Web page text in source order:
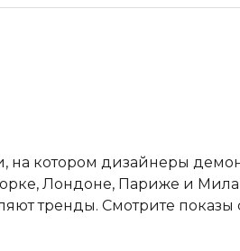
на котором дизайнеры
Лондоне, Париже и
тренды. Смотрите показы